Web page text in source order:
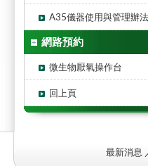
A35儀器使用與管理辦法
網路預約
微生物厭氧操作台
回上頁
最新消息